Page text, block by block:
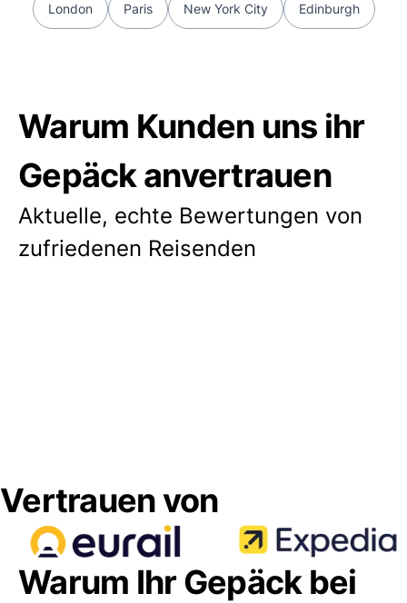
London Paris New York City Edinburgh
Warum Kunden uns ihr
Gepäck anvertrauen
Aktuelle, echte Bewertungen von
zufriedenen Reisenden
Vertrauen von
Warum Ihr Gepäck bei